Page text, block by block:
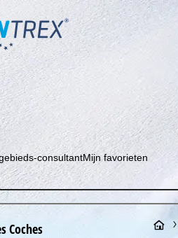
onze nieuwsbrief en wees als eerste
consultantMijn favorieten
Coches S